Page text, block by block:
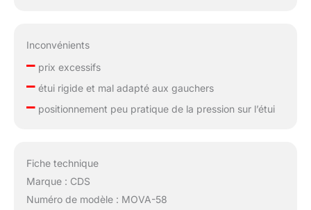
Inconvénients
–prix excessifs
–étui rigide et mal adapté aux gauchers
–positionnement peu pratique de la pression sur l’étui
Fiche technique
Marque : CDS
Numéro de modèle : MOVA-58